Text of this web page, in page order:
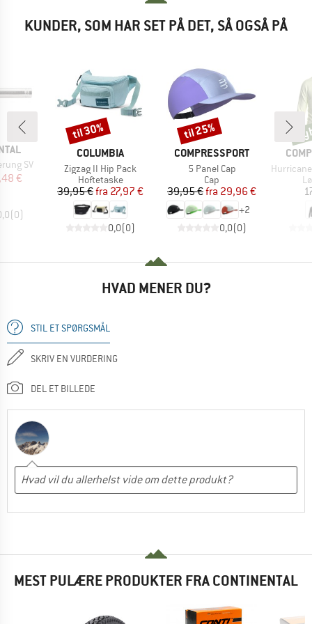
KUNDER, SOM HAR SET PÅ DET, SÅ OGSÅ PÅ
SV
pris
€
(0)
MÆRKE
COLUMBIA
Artikel
Zigzag II Hip Pack
Produktgruppe
Hoftetaske
Pris
39,95 € Nedsat pris
fra 27,97 €
0,0(0)
Rabat
til 30%
MÆRKE
COMPRESSPORT
Artikel
5 Panel Cap
Produktgruppe
Cap
Pris
39,95 € Nedsat pris
fra 29,96 €
+2
0,0(0)
Rabat
til 25%
Artikel
Hurricane
HVAD MENER DU?
STIL ET SPØRGSMÅL
SKRIV EN VURDERING
DEL ET BILLEDE
MEST PULÆRE PRODUKTER FRA CONTINENTAL